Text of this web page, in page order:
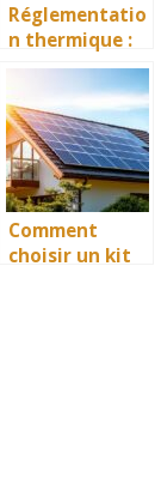
Réglementatio
n thermique :
La VMC, l’allié
légal pour
diminuer vos
dépenses de
chauffage
Comment
choisir un kit